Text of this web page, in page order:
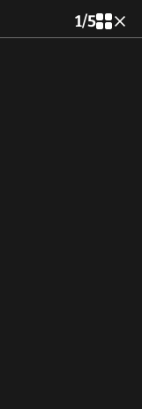
1/5